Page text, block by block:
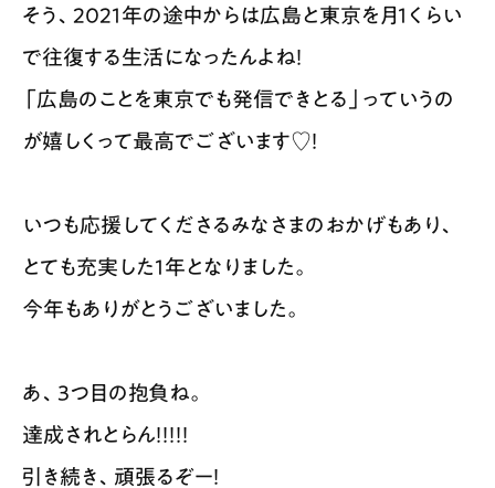
そう、2021年の途中からは広島と東京を月1くらい
で往復する生活になったんよね！
「広島のことを東京でも発信できとる」っていうの
が嬉しくって最高でございます♡！
いつも応援してくださるみなさまのおかげもあり、
とても充実した1年となりました。
今年もありがとうございました。
あ、3つ目の抱負ね。
達成されとらん！！！！！
引き続き、頑張るぞー！